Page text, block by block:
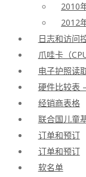
2010
2012
日志和访问
爪哇卡（
电子护照读
硬件比较表
经销商表格
联合国儿童
订单和预订
订单和预订
软名单